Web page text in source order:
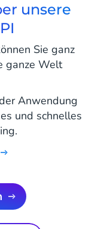
unsere
Sie ganz
ganze Welt
Anwendung
und schnelles